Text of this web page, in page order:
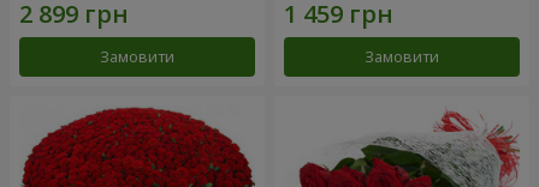
Замовити Замовити